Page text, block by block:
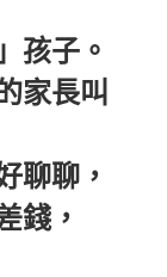
孩子。
家長叫
聊聊，
錢，